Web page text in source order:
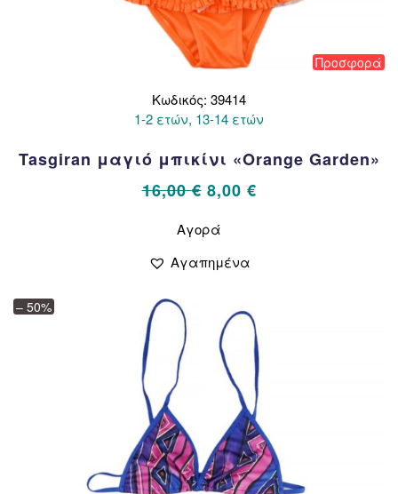
Προσφορά
Κωδικός: 39414
1-2 ετών, 13-14 ετών
Tasgiran μαγιό μπικίνι «Orange Garden»
16,00€ Original
was:
16,00 €.
8,00 €Η
Αγορά
έχει
παραλλαγές.
Οι
επιλογές
μπορούν
να
επιλεγούν
στη
σελίδα
του
προϊόντος
Αγαπημένα
– 50%